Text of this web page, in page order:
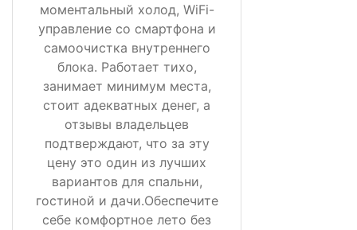
моментальный холод, WiFi-
управление со смартфона и
самоочистка внутреннего
блока. Работает тихо,
занимает минимум места,
стоит адекватных денег, а
отзывы владельцев
подтверждают, что за эту
цену это один из лучших
вариантов для спальни,
гостиной и дачи.Обеспечите
себе комфортное лето без